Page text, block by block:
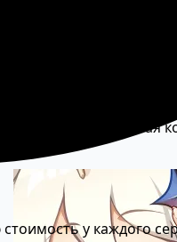
Минимальная
у каждого